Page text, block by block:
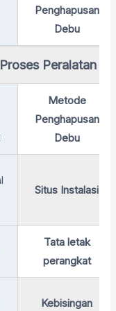
Penghapusan
Debu
Peralatan
Metode
Penghapusan
Debu
Situs Instalasi
Tata letak
perangkat
Kebisingan